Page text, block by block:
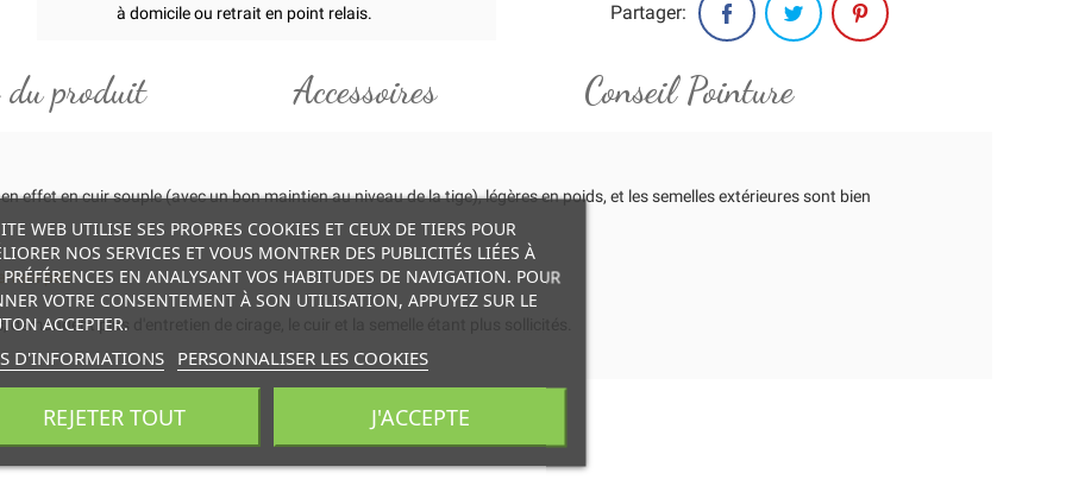
à domicile ou retrait en point relais. Partager:
produit Accessoires Conseil Pointure
effet en cuir souple (avec un bon maintien au niveau de la tige), légères en poids, et les semelles extérieures sont bien
1ers pas
plus d'entretien de cirage, le cuir et la semelle étant plus sollicités.
WEB UTILISE SES PROPRES COOKIES ET CEUX DE TIERS POUR
NOS SERVICES ET VOUS MONTRER DES PUBLICITÉS LIÉES À
EN ANALYSANT VOS HABITUDES DE NAVIGATION. POUR
VOTRE CONSENTEMENT À SON UTILISATION, APPUYEZ SUR LE
ACCEPTER.
D'INFORMATIONS PERSONNALISER LES COOKIES
REJETER TOUT J'ACCEPTE